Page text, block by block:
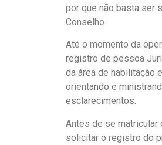
por que não basta ser
Conselho.
Até o momento da
registro de pessoa
da área de habilitação
orientando e
esclarecimentos.
Antes de se matricular
solicitar o registro do